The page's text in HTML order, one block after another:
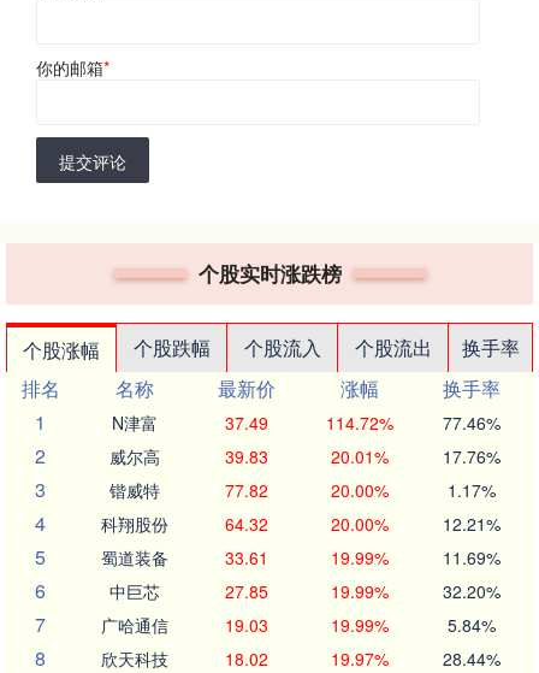
你的邮箱*
提交评论
个股实时涨跌榜
个股涨幅 个股跌幅 个股流入 个股流出
换手率
排名
名称 最新价 涨幅
换手率
1
N津富 37.49 114.72% 77.46%
2 威尔高 39.83 20.01% 17.76%
3 锴威特 77.82 20.00% 1.17%
4 科翔股份 64.32 20.00% 12.21%
5 蜀道装备 33.61 19.99% 11.69%
6 中巨芯 27.85 19.99% 32.20%
7 广哈通信 19.03 19.99% 5.84%
8 欣天科技 18.02 19.97% 28.44%